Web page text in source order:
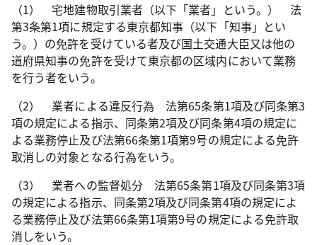
（1） 宅地建物取引業者（以下「業者」という。） 法
第3条第1項に規定する東京都知事（以下「知事」とい
う。）の免許を受けている者及び国土交通大臣又は他の
道府県知事の免許を受けて東京都の区域内において業務
を行う者をいう。
（2） 業者による違反行為 法第65条第1項及び同条第3
項の規定による指示、同条第2項及び同条第4項の規定に
よる業務停止及び法第66条第1項第9号の規定による免許
取消しの対象となる行為をいう。
（3） 業者への監督処分 法第65条第1項及び同条第3項
の規定による指示、同条第2項及び同条第4項の規定によ
る業務停止及び法第66条第1項第9号の規定による免許取
消しをいう。